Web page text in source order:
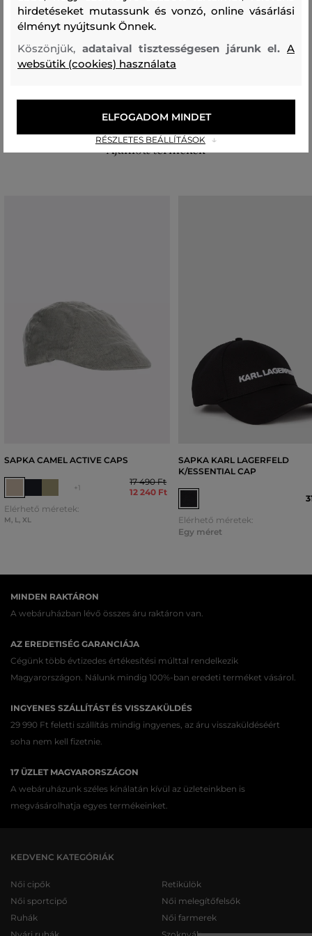
Összetétel
felső anyag
50 % 50 %
Ajánlott termékek
SAPKA CAMEL ACTIVE CAPS
+1
17 490 Ft
12 240 Ft
Elérhető méretek:
M, L, XL
SAPKA KARL LAGERFELD
K/ESSENTIAL CAP
Elérhető méretek:
Egy méret
MINDEN RAKTÁRON
A webáruházban lévő összes áru raktáron van.
AZ EREDETISÉG GARANCIÁJA
Cégünk több évtizedes értékesítési múlttal rendelkezik
Magyarországon. Nálunk mindig 100%-ban eredeti terméket vásárol.
INGYENES SZÁLLÍTÁST ÉS VISSZAKÜLDÉS
29 990 Ft feletti szállítás mindig ingyenes, az áru visszaküldéséért
soha nem kell fizetnie.
17 ÜZLET MAGYARORSZÁGON
A webáruházunk széles kínálatán kívül az üzleteinkben is
megvásárolhatja egyes termékeinket.
KEDVENC KATEGÓRIÁK
Női cipők
Női sportcipő
Ruhák
Retikülök
Női melegítőfelsők
Női farmerek
hirdetéseket mutassunk és vonzó, online vásárlási
élményt nyújtsunk Önnek.
Köszönjük, adataival tisztességesen járunk el.A
websütik (cookies) használata
RÉSZLETES BEÁLLÍTÁSOK
ELFOGADOM MINDET